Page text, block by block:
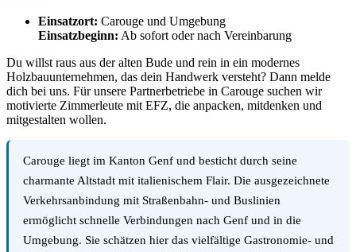
Einsatzort: Carouge und Umgebung
Einsatzbeginn: Ab sofort oder nach Vereinbarung
Du willst raus aus der alten Bude und rein in ein modernes
Holzbauunternehmen, das dein Handwerk versteht? Dann melde
dich bei uns. Für unsere Partnerbetriebe in Carouge suchen wir
motivierte Zimmerleute mit EFZ, die anpacken, mitdenken und
mitgestalten wollen.
Carouge liegt im Kanton Genf und besticht durch seine
charmante Altstadt mit italienischem Flair. Die ausgezeichnete
Verkehrsanbindung mit Straßenbahn- und Buslinien
ermöglicht schnelle Verbindungen nach Genf und in die
Umgebung. Sie schätzen hier das vielfältige Gastronomie- und